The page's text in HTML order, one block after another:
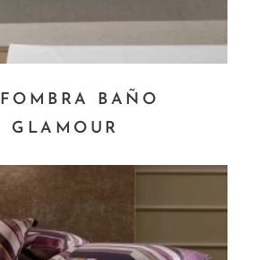
BAÑO
GLAMOUR